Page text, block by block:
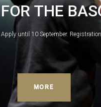
FOR THE
Apply until 10 September.
MORE